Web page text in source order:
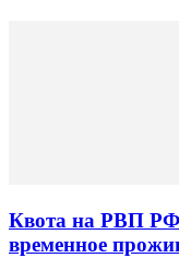
Квота на РВП
временное